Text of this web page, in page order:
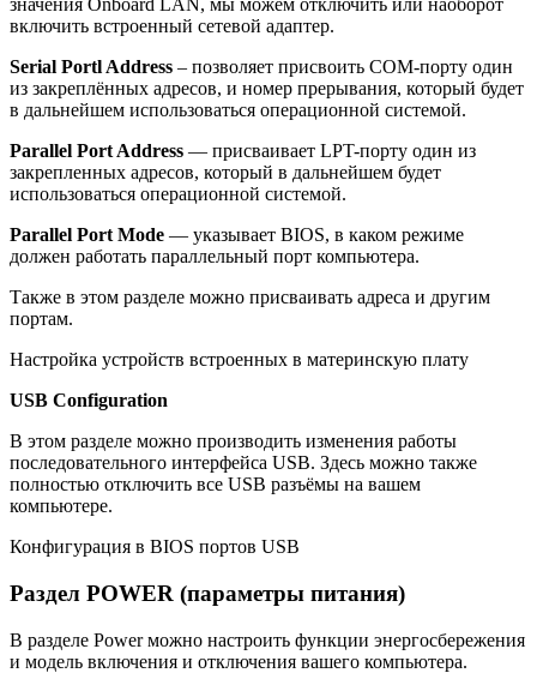
значения Onboard LAN, мы можем отключить или наоборот
включить встроенный сетевой адаптер.
Serial Portl Address – позволяет присвоить COM-порту один
из закреплённых адресов, и номер прерывания, который будет
в дальнейшем использоваться операционной системой.
Parallel Port Address — присваивает LPT-порту один из
закрепленных адресов, который в дальнейшем будет
использоваться операционной системой.
Parallel Port Mode — указывает BIOS, в каком режиме
должен работать параллельный порт компьютера.
Также в этом разделе можно присваивать адреса и другим
портам.
Настройка устройств встроенных в материнскую плату
USB Configuration
В этом разделе можно производить изменения работы
последовательного интерфейса USB. Здесь можно также
полностью отключить все USB разъёмы на вашем
компьютере.
Конфигурация в BIOS портов USB
Раздел POWER (параметры питания)
В разделе Power можно настроить функции энергосбережения
и модель включения и отключения вашего компьютера.